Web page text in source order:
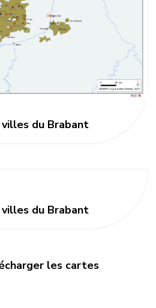
du Brabant
du Brabant
les cartes